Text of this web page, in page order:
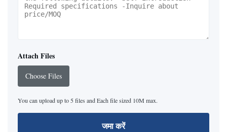
Attach Files
Choose Files
You can upload up to 5 files and Each file sized 10M max.
जमा करें